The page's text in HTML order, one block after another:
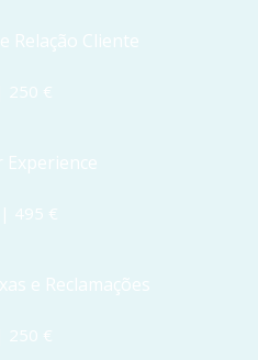
Relação Cliente
250 €
Experience
| 495 €
e Reclamações
250 €